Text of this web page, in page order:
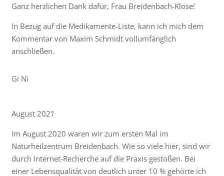
Ganz herzlichen Dank dafür, Frau Breidenbach-Klose!
In Bezug auf die Medikamente-Liste, kann ich mich dem
Kommentar von Maxim Schmidt vollumfänglich
anschließen.
Gi Ni
August 2021
Im August 2020 waren wir zum ersten Mal im
Naturheilzentrum Breidenbach. Wie so viele hier, sind wir
durch Internet-Recherche auf die Praxis gestoßen. Bei
einer Lebensqualität von deutlich unter 10 % gehörte ich